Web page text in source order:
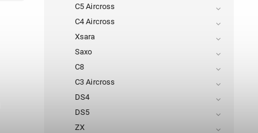
C5 Aircross
C4 Aircross
Xsara
Saxo
C8
C3 Aircross
DS4
DS5
ZX